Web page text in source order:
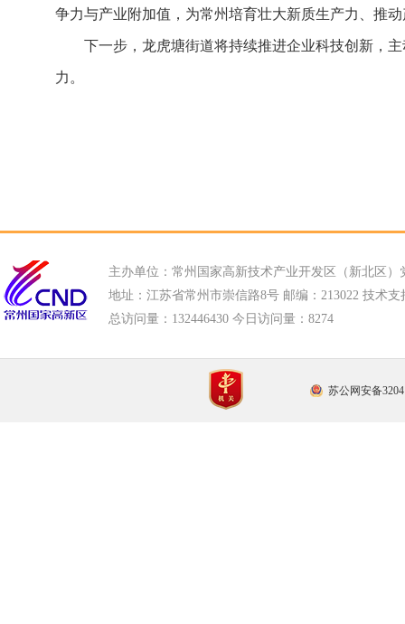
争力与产业附加值，为常州培育壮大新质生产力、推
下一步，龙虎塘街道将持续推进企业科技创新，
力。
主办单位：常州国家高新技术产业开发区（新北区）
地址：江苏省常州市崇信路8号 邮编：213022 技术支
总访问量： 132446430 今日访问量： 8274
苏公网安备